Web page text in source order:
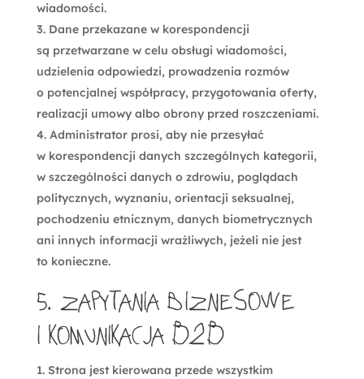
wiadomości.
Dane przekazane w korespondencji
są przetwarzane w celu obsługi wiadomości,
udzielenia odpowiedzi, prowadzenia rozmów
o potencjalnej współpracy, przygotowania oferty,
realizacji umowy albo obrony przed roszczeniami.
Administrator prosi, aby nie przesyłać
w korespondencji danych szczególnych kategorii,
w szczególności danych o zdrowiu, poglądach
politycznych, wyznaniu, orientacji seksualnej,
pochodzeniu etnicznym, danych biometrycznych
ani innych informacji wrażliwych, jeżeli nie jest
to konieczne.
5. Zapytania biznesowe
i komunikacja B2B
Strona jest kierowana przede wszystkim